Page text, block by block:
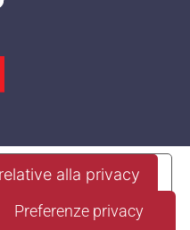
alla privacy